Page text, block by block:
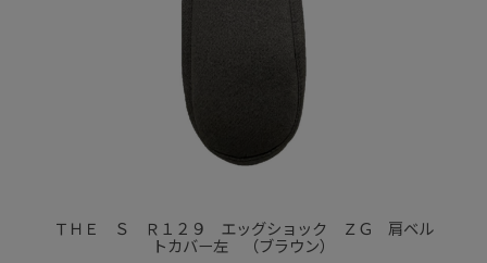
ＴＨＥ Ｓ Ｒ１２９ エッグショック ＺＧ 肩ベル
トカバー左 （ブラウン）